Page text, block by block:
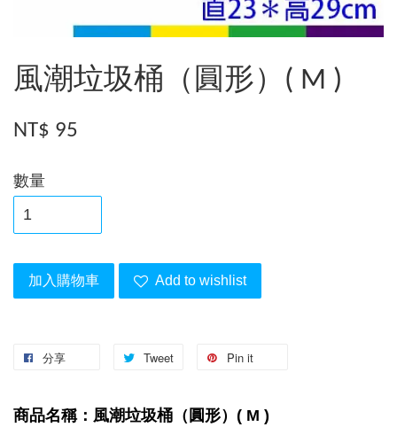
風潮垃圾桶（圓形）( M )
NT$ 95
數量
加入購物車 Add to wishlist
分享 Tweet Pin it
商品名稱：風潮垃圾桶（圓形）( M )